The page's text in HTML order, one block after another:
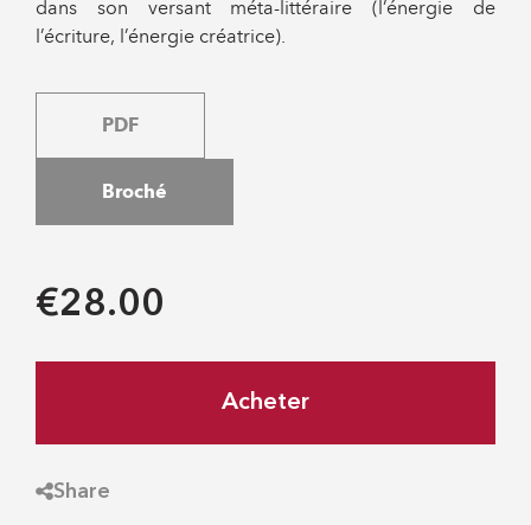
dans son versant méta-littéraire (l’énergie de
l’écriture, l’énergie créatrice).
PDF
Broché
€28.00
Acheter
Share